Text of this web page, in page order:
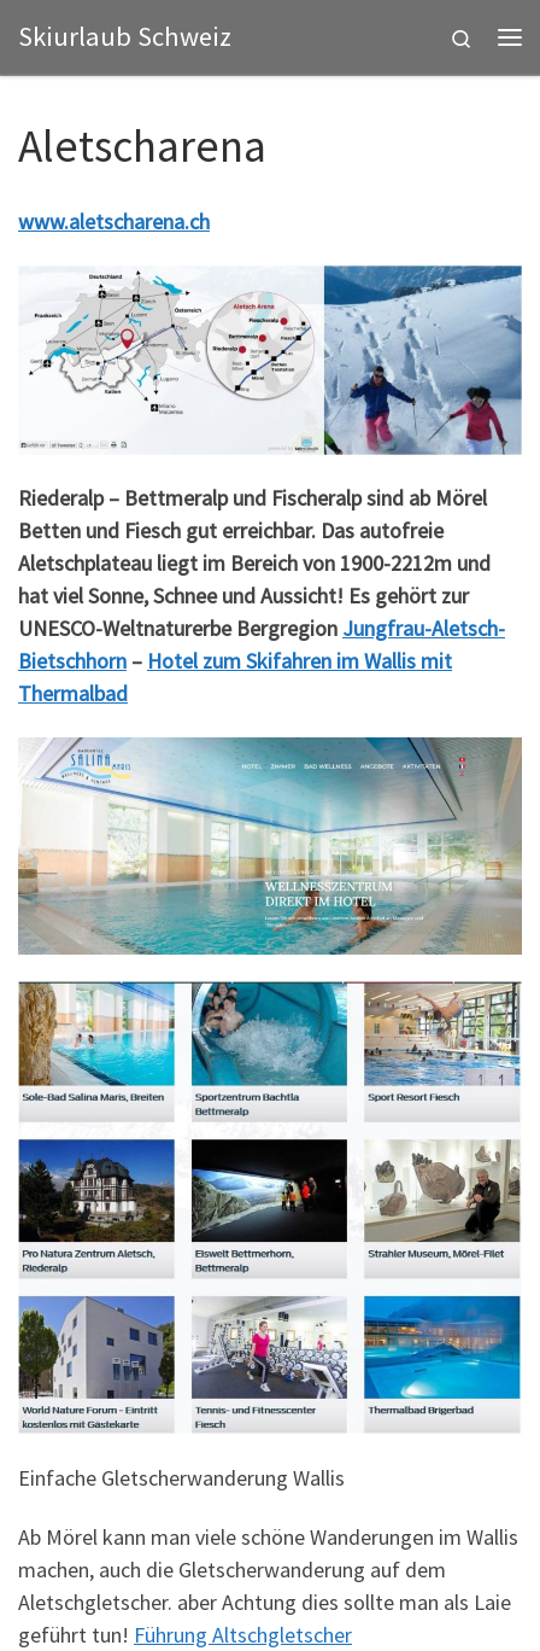
Zum Inhalt springen
Skiurlaub Schweiz
Search
Aletscharena
www.aletscharena.ch
Riederalp – Bettmeralp und Fischeralp sind ab Mörel
Betten und Fiesch gut erreichbar. Das autofreie
Aletschplateau liegt im Bereich von 1900-2212m und
hat viel Sonne, Schnee und Aussicht! Es gehört zur
UNESCO-Weltnaturerbe Bergregion Jungfrau-Aletsch-
Bietschhorn – Hotel zum Skifahren im Wallis mit
Thermalbad
Einfache Gletscherwanderung Wallis
Ab Mörel kann man viele schöne Wanderungen im Wallis
machen, auch die Gletscherwanderung auf dem
Aletschgletscher. aber Achtung dies sollte man als Laie
geführt tun! Führung Altschgletscher